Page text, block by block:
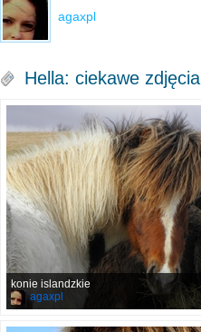
agaxpl
Hella: ciekawe zdjęcia
konie islandzkie
agaxpl